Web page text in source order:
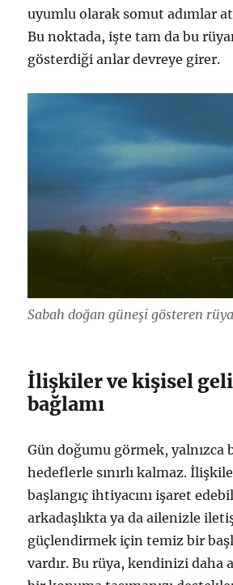
uyumlu olarak somut adımlar
Bu noktada, işte tam da bu
gösterdiği anlar devreye girer.
Sabah doğan güneşi gösteren
İlişkiler ve kişisel
bağlamı
Gün doğumu görmek, yalnızca
hedeflerle sınırlı kalmaz.
başlangıç ihtiyacını işaret
arkadaşlıkta ya da ailenizle
güçlendirmek için temiz bir
vardır. Bu rüya, kendinizi daha